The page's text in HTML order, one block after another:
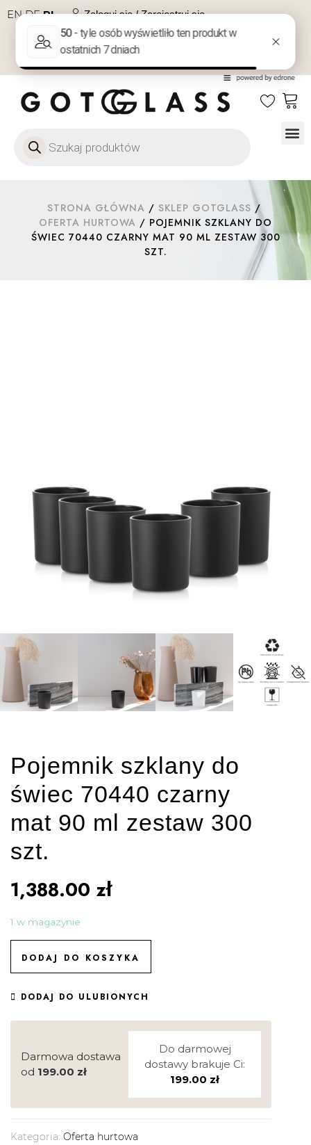
EN DE PL Zaloguj się / Zarejestruj się
NA PREZENT
STRONA GŁÓWNA / SKLEP GOTGLASS /
OFERTA HURTOWA / POJEMNIK SZKLANY DO
ŚWIEC 70440 CZARNY MAT 90 ML ZESTAW 300
SZT.
Pojemnik szklany do
świec 70440 czarny
mat 90 ml zestaw 300
szt.
1,388.00 zł
1 w magazynie
DODAJ DO KOSZYKA
DODAJ DO ULUBIONYCH
Darmowa dostawa
od 199.00 zł
Do darmowej
dostawy brakuje Ci:
199.00 zł
Kategoria: Oferta hurtowa